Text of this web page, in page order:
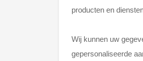
producten en
Wij kunnen uw
gepersonaliseerde